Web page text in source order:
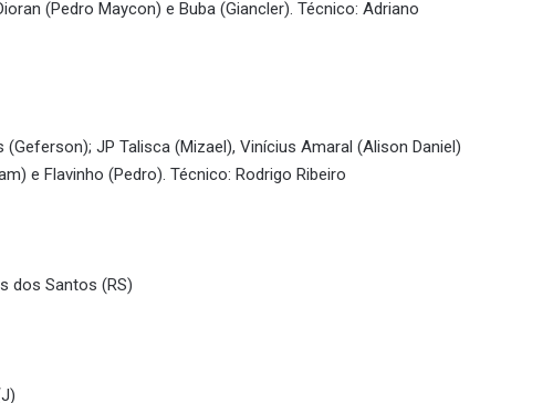
(Pedro Maycon) e Buba (Giancler). Técnico: Adriano
JP Talisca (Mizael), Vinícius Amaral (Alison Daniel)
e Flavinho (Pedro). Técnico: Rodrigo Ribeiro
dos Santos (RS)